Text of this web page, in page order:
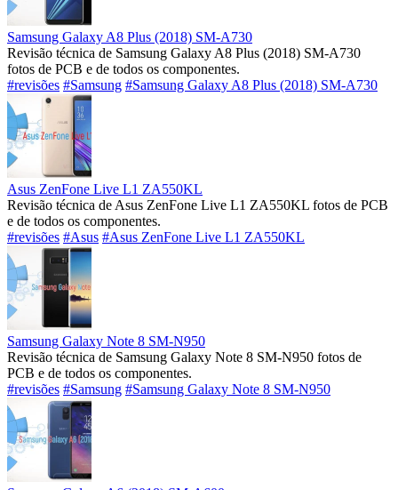
Samsung Galaxy A8 Plus (2018) SM-A730
Revisão técnica de Samsung Galaxy A8 Plus (2018) SM-A730
fotos de PCB e de todos os componentes.
#revisões #Samsung #Samsung Galaxy A8 Plus (2018) SM-A730
Asus ZenFone Live L1 ZA550KL
Revisão técnica de Asus ZenFone Live L1 ZA550KL fotos de PCB
e de todos os componentes.
#revisões #Asus #Asus ZenFone Live L1 ZA550KL
Samsung Galaxy Note 8 SM-N950
Revisão técnica de Samsung Galaxy Note 8 SM-N950 fotos de
PCB e de todos os componentes.
#revisões #Samsung #Samsung Galaxy Note 8 SM-N950